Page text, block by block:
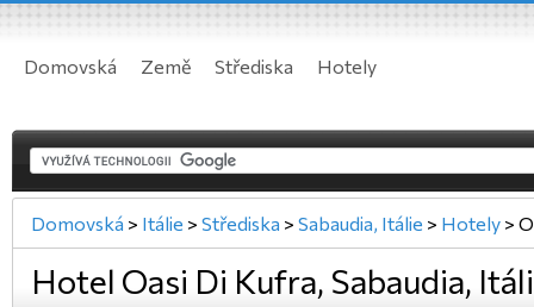
Domovská Země Střediska Hotely
Domovská > Itálie > Střediska > Sabaudia, Itálie > Hotely >
Hotel Oasi Di Kufra, Sabaudia,